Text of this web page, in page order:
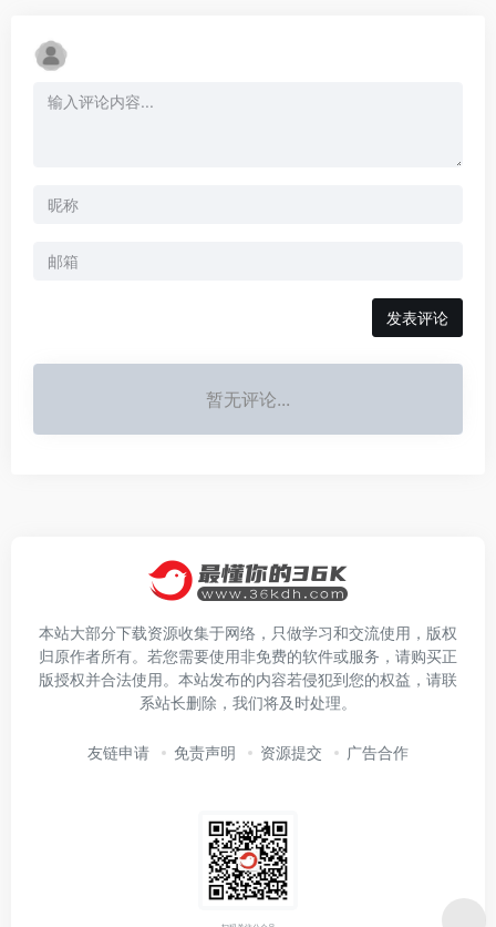
发表评论
暂无评论...
本站大部分下载资源收集于网络，只做学习和交流使用，版权
归原作者所有。若您需要使用非免费的软件或服务，请购买正
版授权并合法使用。本站发布的内容若侵犯到您的权益，请联
系站长删除，我们将及时处理。
友链申请 免责声明 资源提交 广告合作